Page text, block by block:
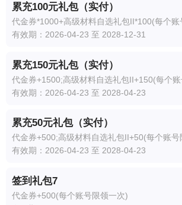
累充100元礼包（实付）
有效期：2026-04-23 至 2028-12-31
累充150元礼包（实付）
有效期：2026-04-23 至 2028-04-23
累充50元礼包（实付）
有效期：2026-04-23 至 2028-04-23
签到礼包7
代金券+500(每个账号限领一次)